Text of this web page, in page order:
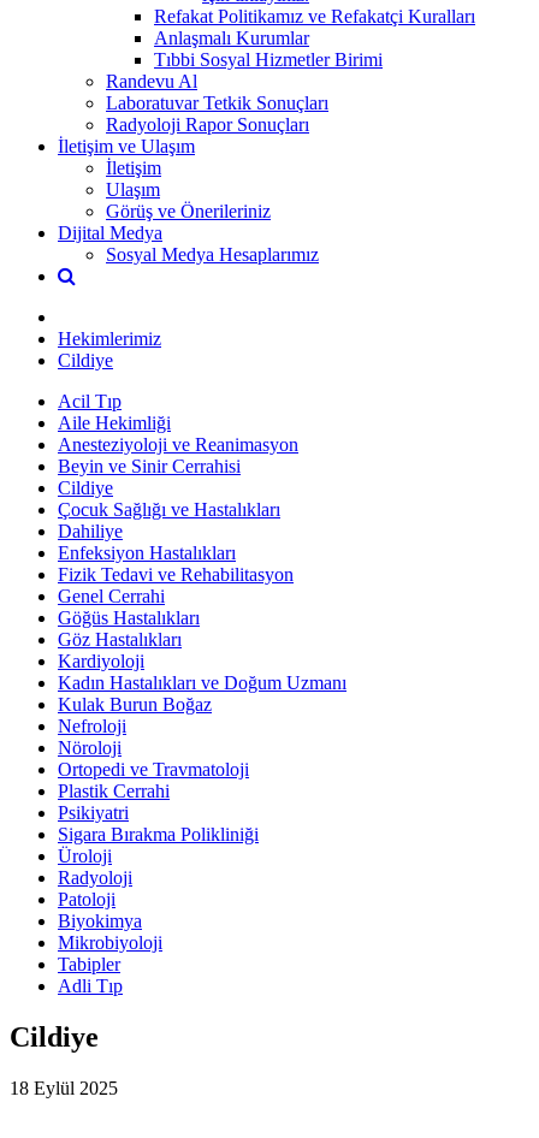
Refakat Politikamız ve Refakatçi Kuralları
Anlaşmalı Kurumlar
Tıbbi Sosyal Hizmetler Birimi
Randevu Al
Laboratuvar Tetkik Sonuçları
Radyoloji Rapor Sonuçları
İletişim ve Ulaşım
İletişim
Ulaşım
Görüş ve Önerileriniz
Dijital Medya
Sosyal Medya Hesaplarımız
Hekimlerimiz
Cildiye
Acil Tıp
Aile Hekimliği
Anesteziyoloji ve Reanimasyon
Beyin ve Sinir Cerrahisi
Cildiye
Çocuk Sağlığı ve Hastalıkları
Dahiliye
Enfeksiyon Hastalıkları
Fizik Tedavi ve Rehabilitasyon
Genel Cerrahi
Göğüs Hastalıkları
Göz Hastalıkları
Kardiyoloji
Kadın Hastalıkları ve Doğum Uzmanı
Kulak Burun Boğaz
Nefroloji
Nöroloji
Ortopedi ve Travmatoloji
Plastik Cerrahi
Psikiyatri
Sigara Bırakma Polikliniği
Üroloji
Radyoloji
Patoloji
Biyokimya
Mikrobiyoloji
Tabipler
Adli Tıp
Cildiye
18 Eylül 2025